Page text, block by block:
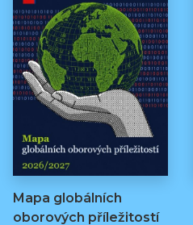
Mapa globálních
oborových příležitostí